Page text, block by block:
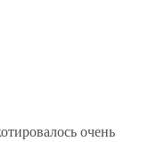
очень